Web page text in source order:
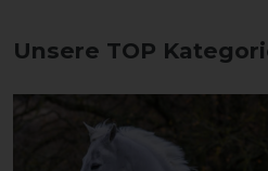
Unsere TOP